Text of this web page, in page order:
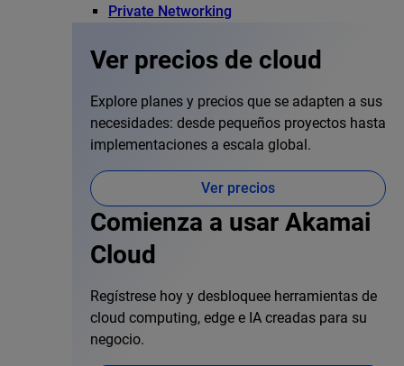
Private Networking
Ver precios de cloud
Explore planes y precios que se adapten a sus
necesidades: desde pequeños proyectos hasta
implementaciones a escala global.
Ver precios
Comienza a usar Akamai
Cloud
Regístrese hoy y desbloquee herramientas de
cloud computing, edge e IA creadas para su
negocio.